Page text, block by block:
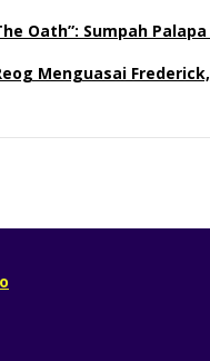
Oath”: Sumpah
Menguasai